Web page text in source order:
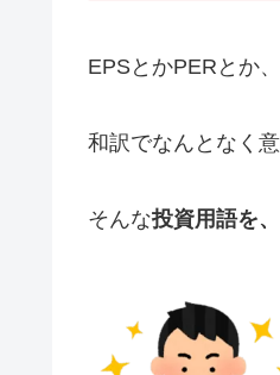
EPSとかPERとか
和訳でなんとなく
そんな投資用語を